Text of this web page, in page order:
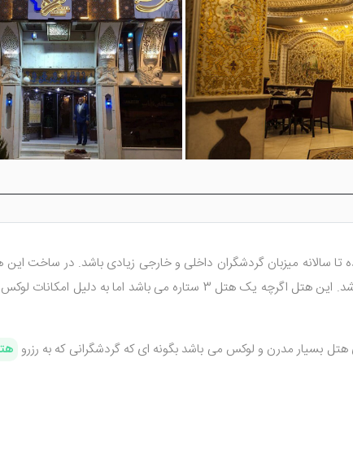
تا سالانه میزبان گردشگران داخلی و خارجی زیادی باشد. در
همین امر باعث شده تا از دید توریست ها بسیار جذاب و دیدنی باشد. این
بسیار مدرن و لوکس می باشد بگونه ای که گردشگرانی که به رزرو